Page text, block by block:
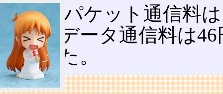
一方、パケット通信料
ジタルデータ通信料は
っていた。
リンク